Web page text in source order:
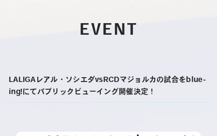
EVENT
LALIGAレアル・ソシエダvsRCDマジョルカの試合をblue-
ing!にてパブリックビューイング開催決定！